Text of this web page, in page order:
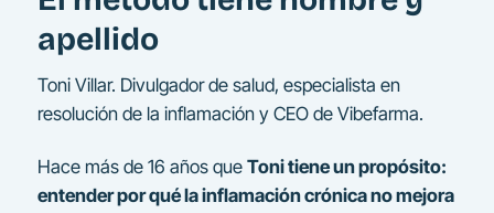
apellido
Toni Villar. Divulgador de salud, especialista en
resolución de la inflamación y CEO de Vibefarma.
Hace más de 16 años que Toni tiene un propósito:
entender por qué la inflamación crónica no mejora